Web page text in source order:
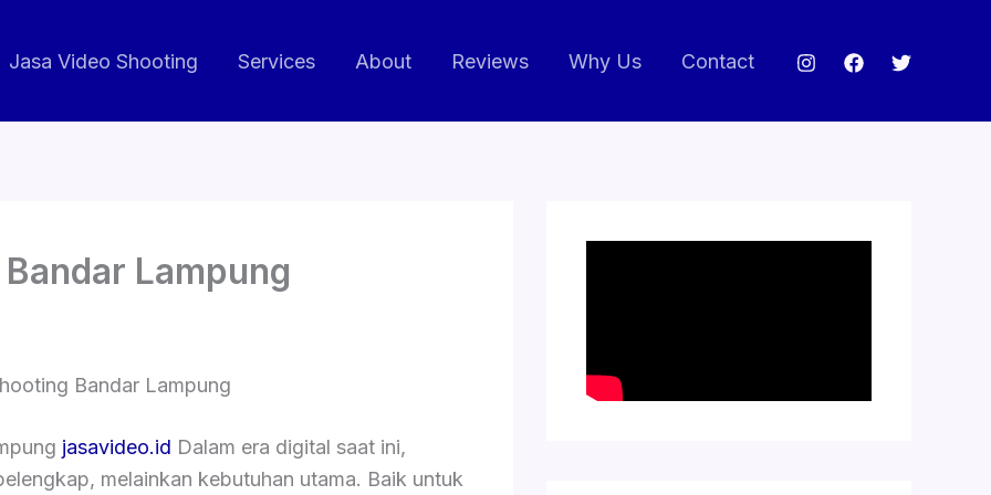
Jasa Video Shooting Services About Reviews Why Us Contact
Lampung
Bandar Lampung
jasavideo.id Dalam era digital saat ini,
melainkan kebutuhan utama. Baik untuk